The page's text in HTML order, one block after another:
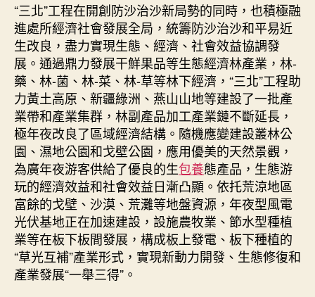
“三北”工程在開創防沙治沙新局勢的同時，也積極融
進處所經濟社會發展全局，統籌防沙治沙和平易近
生改良，盡力實現生態、經濟、社會效益協調發
展。通過鼎力發展干鮮果品等生態經濟林產業，林-
藥、林-菌、林-菜、林-草等林下經濟，“三北”工程助
力黃土高原、新疆綠洲、燕山山地等建設了一批產
業帶和產業集群，林副產品加工產業鏈不斷延長，
極年夜改良了區域經濟結構。隨機應變建設叢林公
園、濕地公園和戈壁公園，應用優美的天然景觀，
為廣年夜游客供給了優良的生包養態產品，生態游
玩的經濟效益和社會效益日漸凸顯。依托荒涼地區
富餘的戈壁、沙漠、荒灘等地盤資源，年夜型風電
光伏基地正在加速建設，設施農牧業、節水型種植
業等在板下板間發展，構成板上發電、板下種植的
“草光互補”產業形式，實現新動力開發、生態修復和
產業發展“一舉三得”。